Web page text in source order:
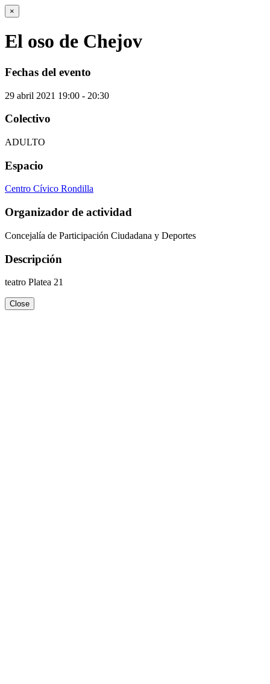
×
El oso de Chejov
Fechas del evento
29 abril 2021 19:00 - 20:30
Colectivo
ADULTO
Espacio
Centro Cívico Rondilla
Organizador de actividad
Concejalía de Participación Ciudadana y Deportes
Descripción
teatro Platea 21
Close